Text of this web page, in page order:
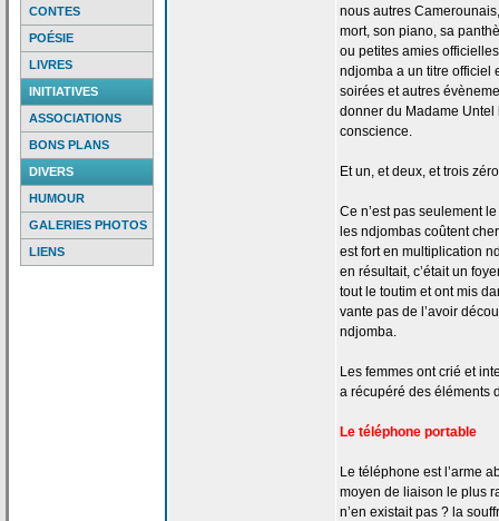
CONTES
POÉSIE
LIVRES
INITIATIVES
ASSOCIATIONS
BONS PLANS
DIVERS
HUMOUR
GALERIES PHOTOS
LIENS
nous autres
mort, son piano, sa
ou petites amies
ndjomba a un titre officiel
soirées et autres
donner du Madame
conscience.
Et un, et deux, et trois
Ce n’est pas seulement
les ndjombas coûtent
est fort en multiplication
en résultait, c’était un
tout le toutim et ont mis
vante pas de l’avoir
ndjomba.
Les femmes ont crié et
a récupéré des éléments
Le téléphone portable
Le téléphone est l’arme
moyen de liaison le plus
n’en existait pas ? la